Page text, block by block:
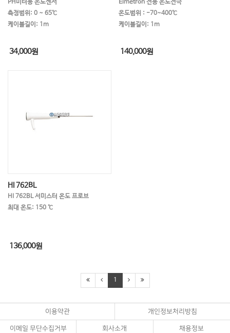
PH미터용 온도센서
측정범위: 0 ~ 65℃
케이블길이: 1m
34,000원
Elmetron 전용 온도전극
온도범위 : -70~400℃
케이블길이: 1m
140,000원
HI 762BL
HI 762BL 서미스터 온도 프로브
최대 온도: 150 ℃
136,000원
1
이용약관 개인정보처리방침
이메일 무단수집거부 회사소개 채용정보